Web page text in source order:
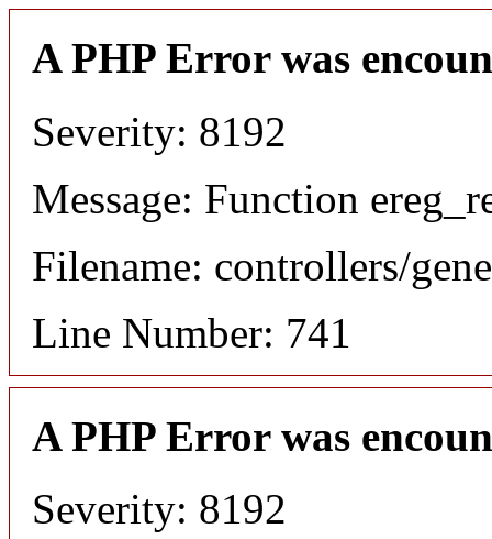
A PHP Error was
Severity: 8192
Message: Function
Filename: controllers/
Line Number: 741
A PHP Error was
Severity: 8192